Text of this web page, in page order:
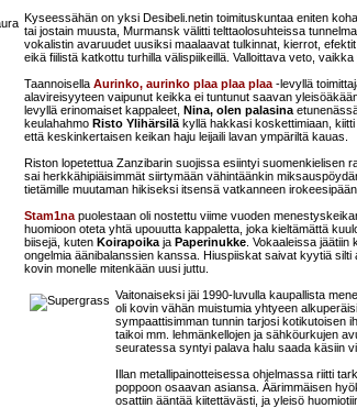
Kyseessähän on yksi Desibeli.netin toimituskuntaa eniten
tai jostain muusta, Murmansk välitti telttaolosuhteissa
vokalistin avaruudet uusiksi maalaavat tulkinnat, kierrot,
eikä fiilistä katkottu turhilla välispiikeillä. Valloittava veto,
Taannoisella Aurinko, aurinko plaa plaa plaa-levyllä
alavireisyyteen vaipunut keikka ei tuntunut saavan
levyllä erinomaiset kappaleet, Nina, olen palasina
keulahahmo Risto Ylihärsiläkyllä hakkasi koskettimiaan, kiitti
että keskinkertaisen keikan haju leijaili lavan ympäriltä kauas.
Riston lopetettua Zanzibarin suojissa esiintyi suomenkielisen
sai herkkähipiäisimmät siirtymään vähintäänkin
tietämille muutaman hikiseksi itsensä vatkanneen
Stam1napuolestaan oli nostettu viime vuoden
huomioon oteta yhtä upouutta kappaletta, joka kieltämättä
biisejä, kuten Koirapoikaja Paperinukke. Vokaaleissa jäätiin
ongelmia äänibalanssien kanssa. Hiuspiiskat saivat kyytiä
kovin monelle mitenkään uusi juttu.
Vaitonaiseksi jäi 1990-luvulla kaupallista
oli kovin vähän muistumia yhtyeen
sympaattisimman tunnin tarjosi kotikutoisen
taikoi mm. lehmänkellojen ja sähköurkujen
seuratessa syntyi palava halu saada käsiin
Illan metallipainotteisessa ohjelmassa riitti
poppoon osaavan asiansa. Äärimmäisen
osattiin ääntää kiitettävästi, ja yleisö